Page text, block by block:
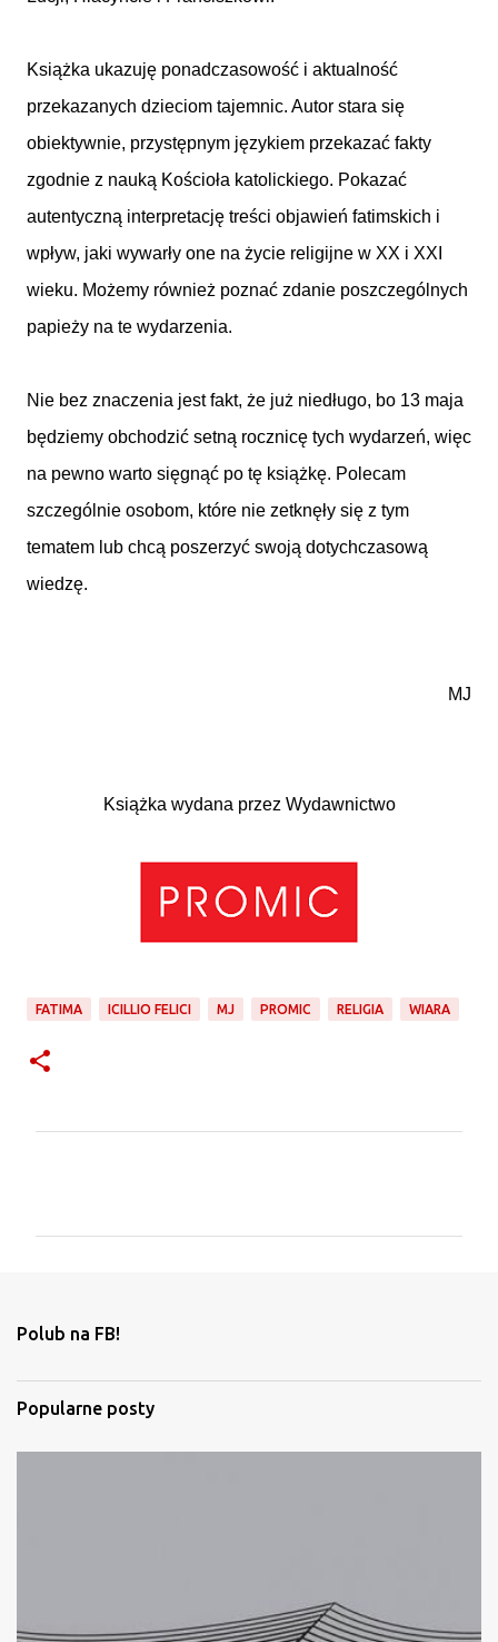
Książka ukazuję ponadczasowość i aktualność
przekazanych dzieciom tajemnic. Autor stara się
obiektywnie, przystępnym językiem przekazać fakty
zgodnie z nauką Kościoła katolickiego. Pokazać
autentyczną interpretację treści objawień fatimskich i
wpływ, jaki wywarły one na życie religijne w XX i XXI
wieku. Możemy również poznać zdanie poszczególnych
papieży na te wydarzenia.
Nie bez znaczenia jest fakt, że już niedługo, bo 13 maja
będziemy obchodzić setną rocznicę tych wydarzeń, więc
na pewno warto sięgnąć po tę książkę. Polecam
szczególnie osobom, które nie zetknęły się z tym
tematem lub chcą poszerzyć swoją dotychczasową
wiedzę.
MJ
Książka wydana przez Wydawnictwo
FATIMA ICILLIO FELICI MJ PROMIC RELIGIA WIARA
t
r
z
e
Polub na FB!
Popularne posty